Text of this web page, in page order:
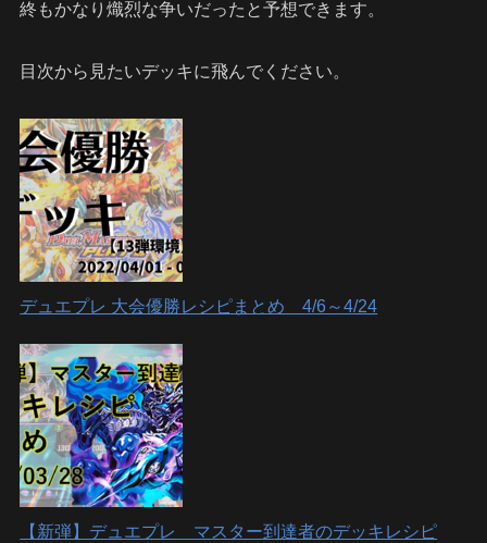
終もかなり熾烈な争いだったと予想できます。
目次から見たいデッキに飛んでください。
デュエプレ 大会優勝レシピまとめ 4/6～4/24
【新弾】デュエプレ マスター到達者のデッキレシピ